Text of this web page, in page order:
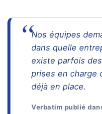
Nos équipes
dans quelle
existe parfois
prises en charge
déjà en place.
Verbatim publié